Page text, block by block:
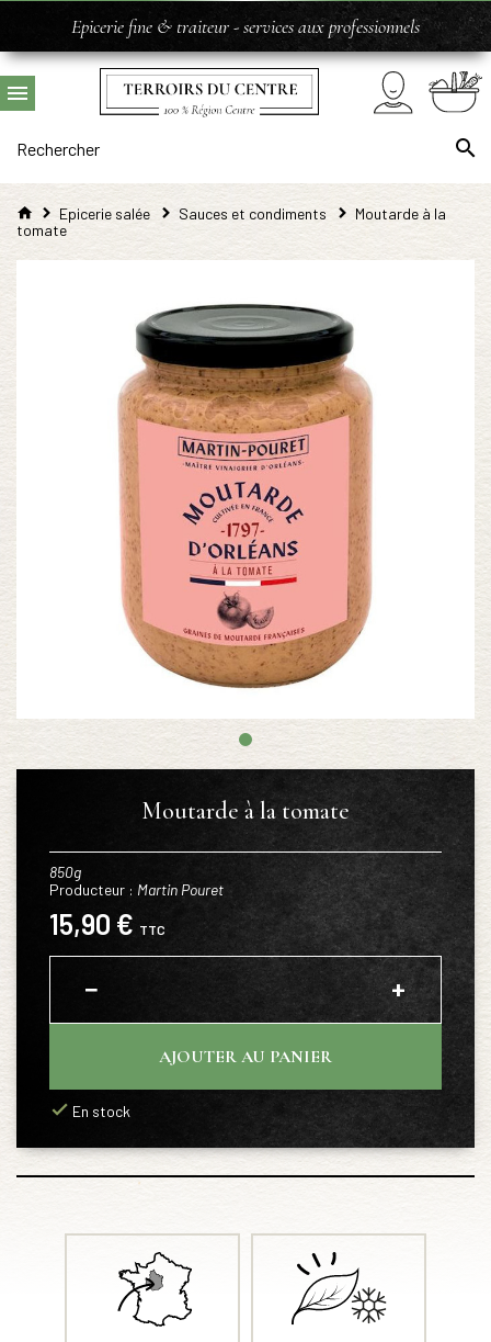
Epicerie fine & traiteur - services aux professionnels
Epicerie salée Sauces et condiments
Moutarde à la
tomate
Moutarde à la tomate
850g
Producteur : Martin Pouret
15,90 € TTC
− +
AJOUTER AU PANIER
En stock